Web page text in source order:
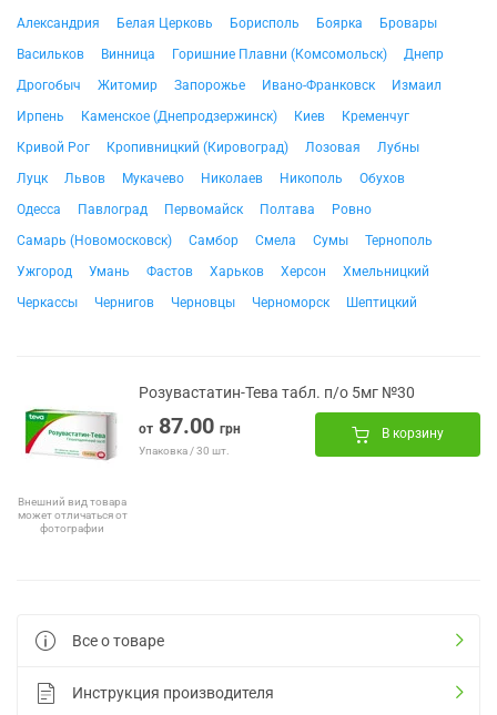
Александрия Белая Церковь Борисполь Боярка
Бровары
Васильков
Винница Горишние Плавни (Комсомольск)
Днепр
Дрогобыч
Житомир Запорожье Ивано-Франковск
Измаил
Ирпень
Каменское (Днепродзержинск) Киев
Кременчуг
Кривой Рог
Кропивницкий (Кировоград) Лозовая
Лубны
Луцк
Львов Мукачево Николаев Никополь
Обухов
Одесса
Павлоград Первомайск Полтава
Ровно
Самарь (Новомосковск)
Самбор Смела Сумы
Тернополь
Ужгород
Умань Фастов Харьков Херсон
Хмельницкий
Черкассы
Чернигов Черновцы Черноморск Шептицкий
Внешний вид товара
может отличаться от
фотографии
Розувастатин-Тева табл. п/о 5мг №30
от 87.00 грн
Упаковка / 30 шт.
В корзину
Все о товаре
Инструкция производителя